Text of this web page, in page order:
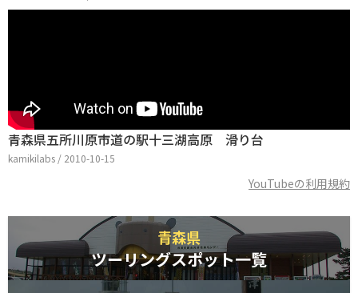
青森県五所川原市道の駅十三湖高原 滑り台
kamikilabs / 2010-10-15
YouTubeの利用規約
青森県
ツーリングスポット一覧